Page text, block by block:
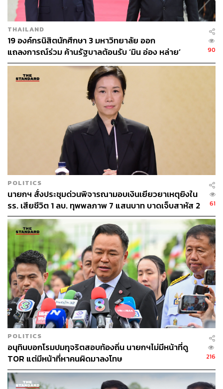
อย่างไรก็ตาม การนำเงิน 120,000 ล้านบาท ไปทำโครงการ
ไทยช่วยไทยพลัส ไม่ถือว่าเป็นการเยียวยา แต่เป็นเครื่องมือ
กระตุ้นเศรษฐกิจ ที่ทำให้คนเดือดร้อนไม่สามารถนำเงินใน
ระบบคนละครึ่งไปจ่ายค่าไฟ ค่าเทอม หรือใช้หนี้นอกระบบ
ได้
“การเทงบประมาณถึง 170,000 ล้านบาทภายใน 4 เดือนแรก
ของการบริหารประเทศ เป็นการเทหมดหน้าตักเพื่อกู้คะแนน
นิยมที่กำลังตกต่ำของรัฐบาล มากกว่าการกู้วิกฤตประเทศ”
ส่วนแผนงานที่ 2 ตนเองไม่เห็นด้วย เพราะโครงการเปลี่ยน
ผ่านพลังงานไม่มีความจำเป็นเร่งด่วน ถือเป็นการลักไก่
สอดไส้ของรัฐบาล ซึ่งควรใช้เวลาออกเป็นพระราชบัญญัติ
(พ.ร.บ.) ตามปกติเพื่อให้สภาตรวจสอบได้
กรณ์ จาติกวณิช สส.แบบบัญชีรายชื่อ และรองหัวหน้าพรรค
ประชาธิปัตย์ ระบุไว้ในรายการ THE STANDARD NOW ว่า
การที่รัฐบาลอ้างอำนาจตามมาตรา 172 เพื่อกู้เงินเพิ่มเติม
นอกเหนือจากการขาดดุลงบประมาณ เป็นการทำลายวินัย
การคลัง และผิดกฎหมายอย่างหลีกเลี่ยงไม่ได้
ทั้งนี้ ประเทศไทยมีกฎหมายกำหนดกรอบการขาดดุลเพื่อ
รักษาวินัยทางการคลัง ฉะนั้น การออก พรก. กู้เงินพิเศษ ควร
ทำเฉพาะในภาวะวิกฤตที่กระทบความมั่นคงในระบบเศรษฐ
กิจจริงๆ เช่น วิกฤตต้มยำกุ้ง-วิกฤตแฮมเบอร์เกอร์ (GDP
ติดลบ 7%) หรือโควิด-19 (GDP ติดลบ 6%)
“GDP ปัจจุบันยังคงเป็นบวก แม้จะน้อยก็ตาม แต่สถานการณ์
ราคาน้ำมันเริ่มคลี่คลายลงแล้ว และการจัดเก็บภาษีจนถึงต้น
เดือนกุมภาพันธ์ยังคงเข้าเป้า นอกจากนี้ รัฐบาลยังชื่นชมว่า
สถาบันจัดอันดับเครดิตกำลังจะปรับเรตติ้งของไทยให้ดีขึ้น ซึ่ง
THAILAND
19 องค์กรนิสิตนักศึกษา 3 มหาวิทยาลัย ออก
แถลงการณ์ร่วม ค้านรัฐบาลต้อนรับ ‘มิน อ่อง หล่าย’
90
POLITICS
นายกฯ สั่งประชุมด่วนพิจารณามอบเงินเยียวยาเหตุยิงใน
รร. เสียชีวิต 1 ลบ. ทุพพลภาพ 7 แสนบาท บาดเจ็บสาหัส 2
แสนบาท บาดเจ็บเล็กน้อย 1 แสนบาท
61
POLITICS
อนุทินบอกโรมปมทุจริตสอบท้องถิ่น นายกฯไม่มีหน้าที่ดู
TOR แต่มีหน้าที่หาคนผิดมาลงโทษ
216